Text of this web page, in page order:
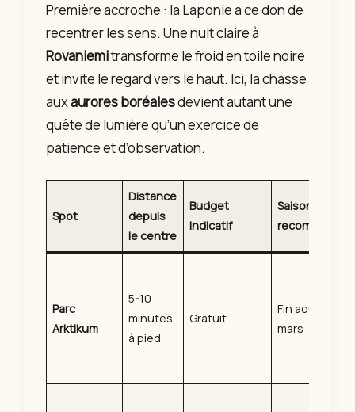
Première accroche : la Laponie a ce don de
recentrer les sens. Une nuit claire à
Rovaniemitransforme le froid en toile noire
et invite le regard vers le haut. Ici, la chasse
auxaurores boréalesdevient autant une
quête de lumière qu’un exercice de
patience et d’observation.
Spot
Distance
depuis
le centre
Budget
indicatif
Saison
Parc
Arktikum
5-10
minutes
à pied
Gratuit
Fin août à fin
mars